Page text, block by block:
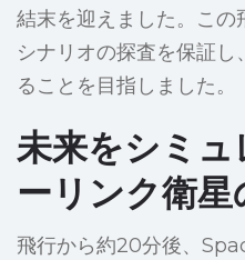
結末を迎えました。この
シナリオの探査を保証
ることを目指しました。
未来をシミュ
ーリンク衛星
飛行から約20分後、